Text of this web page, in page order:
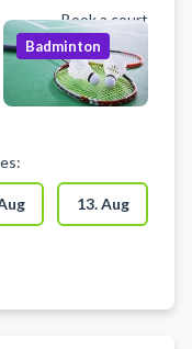
Book a court
Badminton
13. Aug